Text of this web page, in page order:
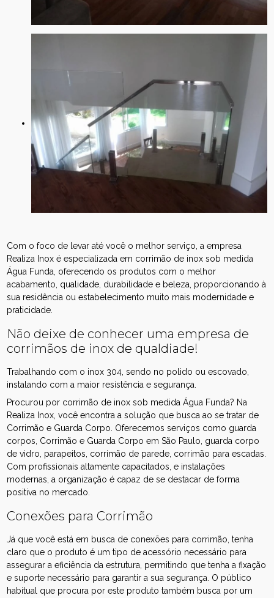
Com o foco de levar até você o melhor serviço, a empresa
Realiza Inox é especializada em corrimão de inox sob medida
Água Funda, oferecendo os produtos com o melhor
acabamento, qualidade, durabilidade e beleza, proporcionando à
sua residência ou estabelecimento muito mais modernidade e
praticidade.
Não deixe de conhecer uma empresa de
corrimãos de inox de qualdiade!
Trabalhando com o inox 304, sendo no polido ou escovado,
instalando com a maior resistência e segurança.
Procurou por corrimão de inox sob medida Água Funda? Na
Realiza Inox, você encontra a solução que busca ao se tratar de
Corrimão e Guarda Corpo. Oferecemos serviços como guarda
corpos, Corrimão e Guarda Corpo em São Paulo, guarda corpo
de vidro, parapeitos, corrimão de parede, corrimão para escadas.
Com profissionais altamente capacitados, e instalações
modernas, a organização é capaz de se destacar de forma
positiva no mercado.
Conexões para Corrimão
Já que você está em busca de conexões para corrimão, tenha
claro que o produto é um tipo de acessório necessário para
assegurar a eficiência da estrutura, permitindo que tenha a fixação
e suporte necessário para garantir a sua segurança. O público
habitual que procura por este produto também busca por um